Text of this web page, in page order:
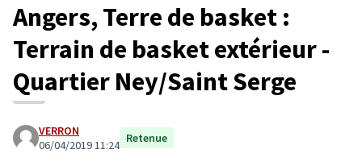
Angers, Terre de basket :
Terrain de basket extérieur -
Quartier Ney/Saint Serge
VERRON
06/04/2019 11:24 Retenue